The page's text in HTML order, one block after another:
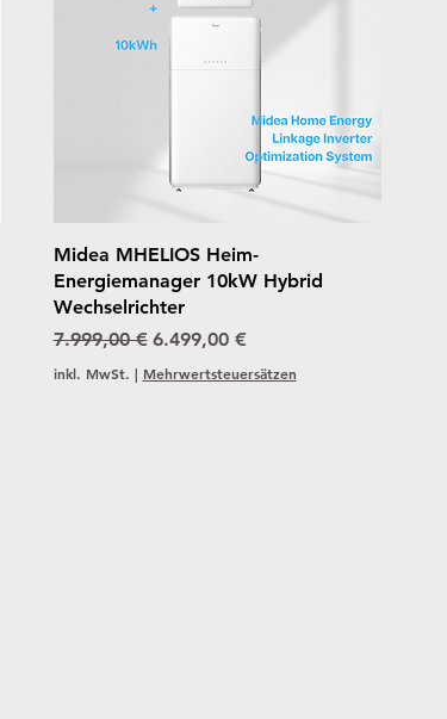
Schnellansicht
Midea MHELIOS Heim-
Energiemanager 10kW Hybrid
Wechselrichter
Standardpreis
7.999,00 € Sale-Preis
6.499,00 €
inkl. MwSt. | Mehrwertsteuersätzen